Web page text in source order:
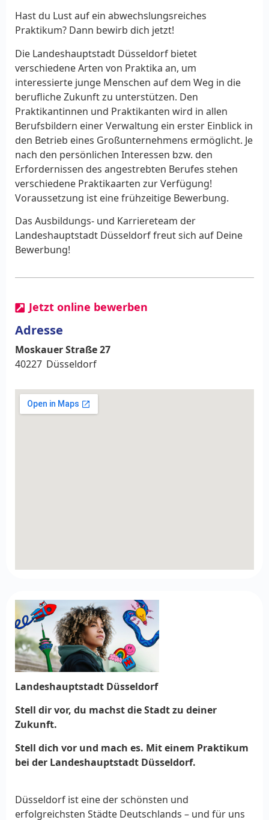
Hast du Lust auf ein abwechslungsreiches
Praktikum? Dann bewirb dich jetzt!
Die Landeshauptstadt Düsseldorf bietet
verschiedene Arten von Praktika an, um
interessierte junge Menschen auf dem Weg in die
berufliche Zukunft zu unterstützen. Den
Praktikantinnen und Praktikanten wird in allen
Berufsbildern einer Verwaltung ein erster Einblick in
den Betrieb eines Großunternehmens ermöglicht. Je
nach den persönlichen Interessen bzw. den
Erfordernissen des angestrebten Berufes stehen
verschiedene Praktikaarten zur Verfügung!
Voraussetzung ist eine frühzeitige Bewerbung.
Das Ausbildungs- und Karriereteam der
Landeshauptstadt Düsseldorf freut sich auf Deine
Bewerbung!
Jetzt online bewerben
Adresse
Moskauer Straße 27
40227 Düsseldorf
Landeshauptstadt Düsseldorf
Stell dir vor, du machst die Stadt zu deiner
Zukunft.
Stell dich vor und mach es. Mit einem Praktikum
bei der Landeshauptstadt Düsseldorf.
Düsseldorf ist eine der schönsten und
erfolgreichsten Städte Deutschlands – und für uns